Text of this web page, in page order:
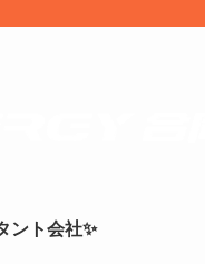
ント会社✨